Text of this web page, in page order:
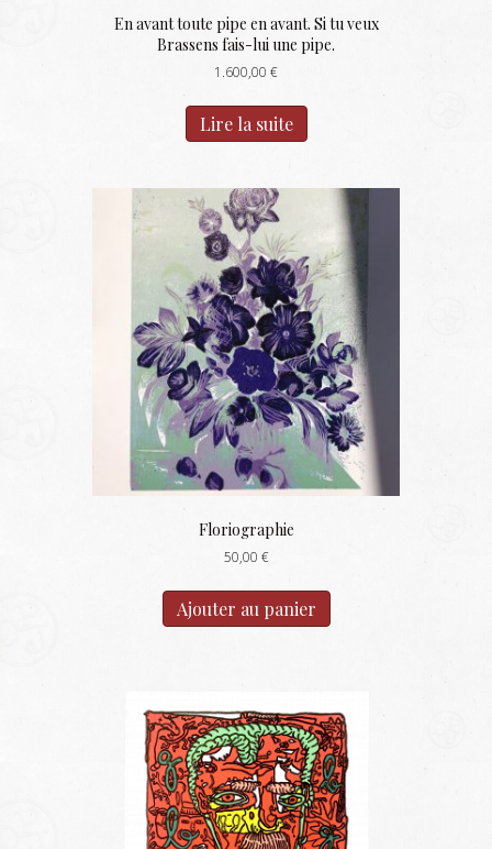
En avant toute pipe en avant. Si tu veux
Brassens fais-lui une pipe.
1.600,00 €
Lire la suite
Floriographie
50,00 €
Ajouter au panier